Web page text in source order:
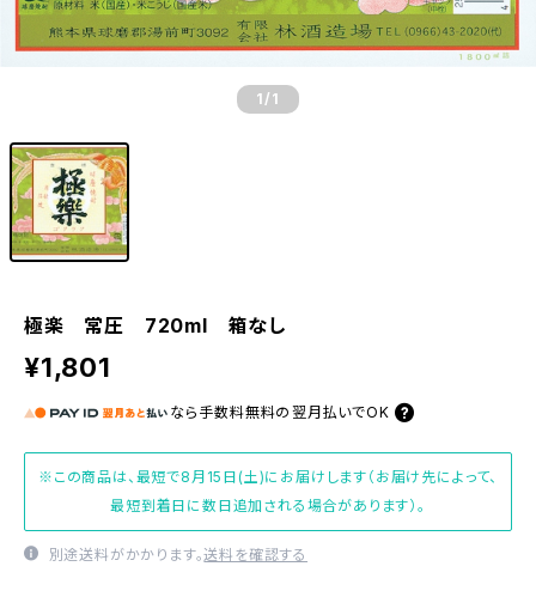
1 /1
極楽 常圧 720ml 箱なし
¥1,801
なら 手数料無料の 翌月払いでOK
※この商品は、最短で8月15日(土)にお届けします（お届け先によって、
最短到着日に数日追加される場合があります）。
別途送料がかかります。送料を確認する